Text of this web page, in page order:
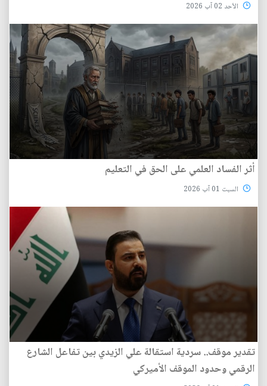
الأحد 02 آب 2026
أثر الفساد العلمي على الحق في التعليم
السبت 01 آب 2026
تقدير موقف.. سردية استقالة علي الزيدي بين تفاعل الشارع
الرقمي وحدود الموقف الأميركي